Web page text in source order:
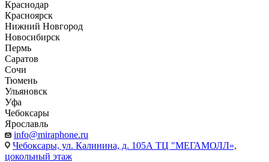
Краснодар
Красноярск
Нижний Новгород
Новосибирск
Пермь
Саратов
Сочи
Тюмень
Ульяновск
Уфа
Чебоксары
Ярославль
info@miraphone.ru
Чебоксары, ул. Калинина, д. 105А ТЦ "МЕГАМОЛЛ»,
цокольный этаж